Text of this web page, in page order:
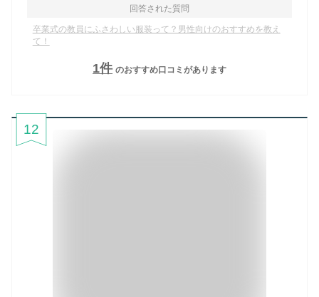
回答された質問
卒業式の教員にふさわしい服装って？男性向けのおすすめを教え
て！
1件 のおすすめ口コミがあります
12